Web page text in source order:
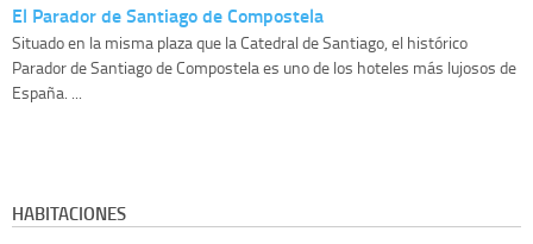
El Parador de Santiago de Compostela
Situado en la misma plaza que la Catedral de Santiago, el histórico
Parador de Santiago de Compostela es uno de los hoteles más lujosos de
España. ...
HABITACIONES